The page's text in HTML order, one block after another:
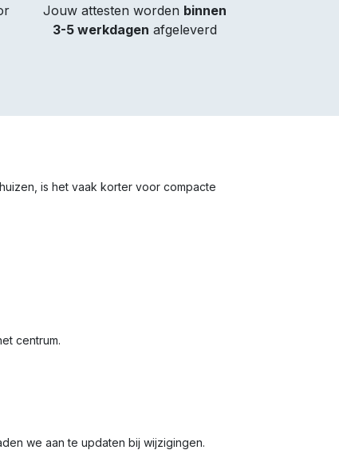
Jouw attesten worden binnen
3-5 werkdagen afgeleverd
is het vaak korter voor compacte
centrum.
we aan te updaten bij wijzigingen.